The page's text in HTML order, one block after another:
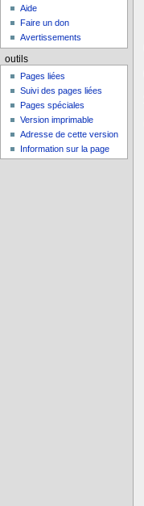
Aide
Faire un don
Avertissements
outils
Pages liées
Suivi des pages liées
Pages spéciales
Version imprimable
Adresse de cette version
Information sur la page